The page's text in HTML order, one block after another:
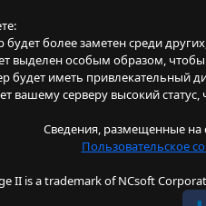
более заметен среди
выделен особым образом,
будет иметь привлекательный
вашему серверу высокий
Сведения, размещенные на
Пользовательское
II is a trademark of NCsoft